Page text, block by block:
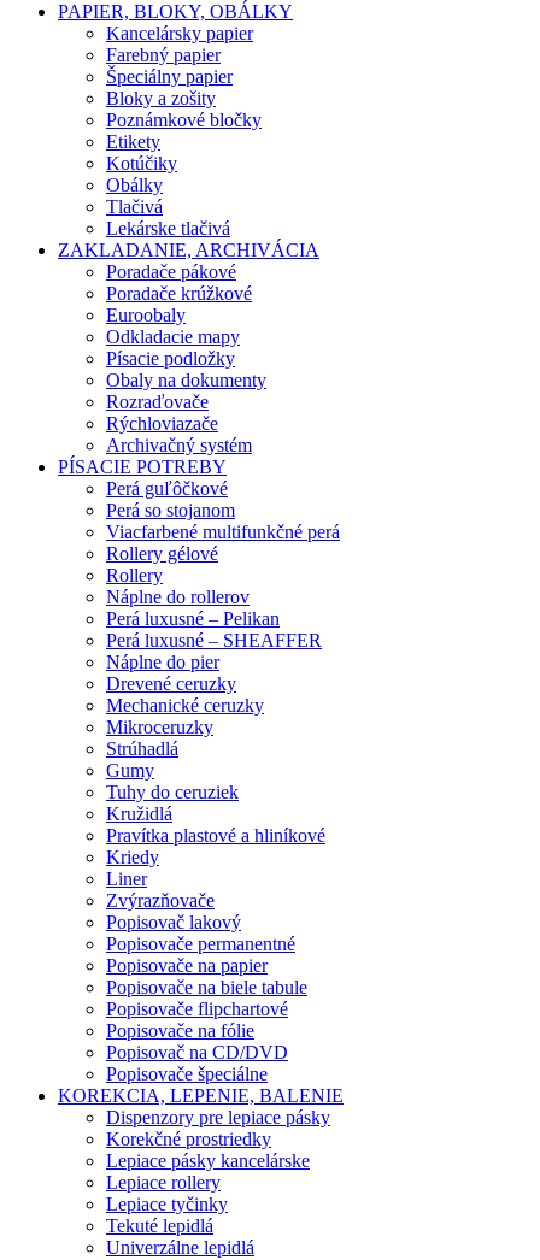
PAPIER, BLOKY, OBÁLKY
Kancelársky papier
Farebný papier
Špeciálny papier
Bloky a zošity
Poznámkové bločky
Etikety
Kotúčiky
Obálky
Tlačivá
Lekárske tlačivá
ZAKLADANIE, ARCHIVÁCIA
Poradače pákové
Poradače krúžkové
Euroobaly
Odkladacie mapy
Písacie podložky
Obaly na dokumenty
Rozraďovače
Rýchloviazače
Archivačný systém
PÍSACIE POTREBY
Perá guľôčkové
Perá so stojanom
Viacfarbené multifunkčné perá
Rollery gélové
Rollery
Náplne do rollerov
Perá luxusné – Pelikan
Perá luxusné – SHEAFFER
Náplne do pier
Drevené ceruzky
Mechanické ceruzky
Mikroceruzky
Strúhadlá
Gumy
Tuhy do ceruziek
Kružidlá
Pravítka plastové a hliníkové
Kriedy
Liner
Zvýrazňovače
Popisovač lakový
Popisovače permanentné
Popisovače na papier
Popisovače na biele tabule
Popisovače flipchartové
Popisovače na fólie
Popisovač na CD/DVD
Popisovače špeciálne
KOREKCIA, LEPENIE, BALENIE
Dispenzory pre lepiace pásky
Korekčné prostriedky
Lepiace pásky kancelárske
Lepiace rollery
Lepiace tyčinky
Tekuté lepidlá
Univerzálne lepidlá